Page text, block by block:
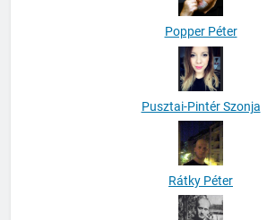
Popper Péter
Pusztai-Pintér Szonja
Rátky Péter